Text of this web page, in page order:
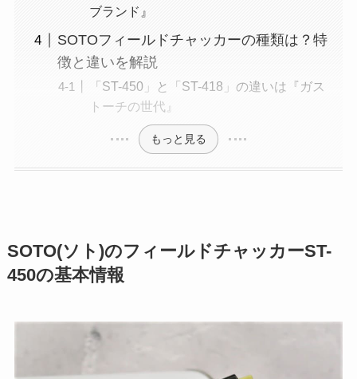
ブランド』
SOTOフィールドチャッカーの種類は？特
徴と違いを解説
「ST-450」と「ST-418」の違いは『ガス
トーチの世代』
もっと見る
SOTO(ソト)のフィールドチャッカーST-
450の基本情報